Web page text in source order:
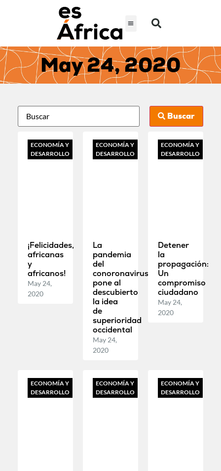
May 24, 2020
Buscar
ECONOMÍA Y
DESARROLLO
¡Felicidades,
africanas
y
africanos!
May 24,
2020
ECONOMÍA Y
DESARROLLO
La
pandemia
del
conoronavirus
pone al
descubierto
la idea
de
superioridad
occidental
May 24,
2020
ECONOMÍA Y
DESARROLLO
Detener
la
propagación:
Un
compromiso
ciudadano
May 24,
2020
ECONOMÍA Y
DESARROLLO
ECONOMÍA Y
DESARROLLO
ECONOMÍA Y
DESARROLLO